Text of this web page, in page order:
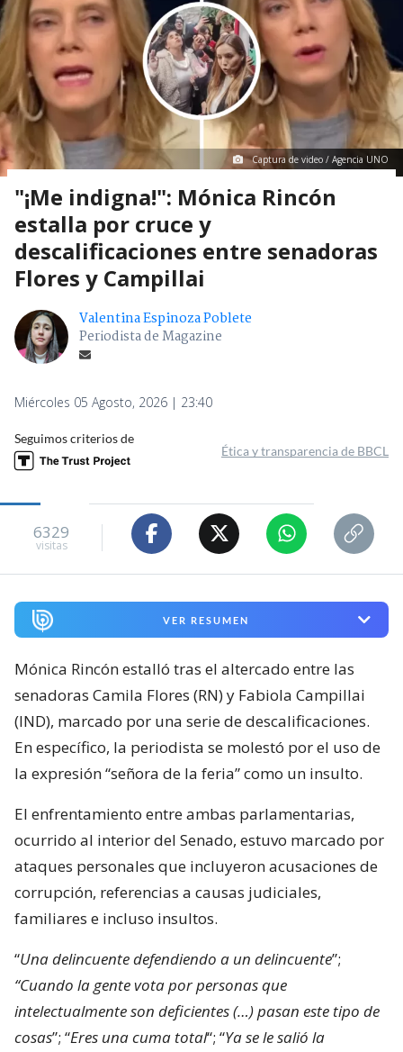
Captura de video / Agencia UNO
"¡Me indigna!": Mónica Rincón
estalla por cruce y
descalificaciones entre senadoras
Flores y Campillai
Valentina Espinoza Poblete
Periodista de Magazine
Miércoles 05 Agosto, 2026 | 23:40
Seguimos criterios de
Ética y transparencia de BBCL
6329
visitas
VER RESUMEN
Mónica Rincón estalló tras el altercado entre las
senadoras Camila Flores (RN) y Fabiola Campillai
(IND), marcado por una serie de descalificaciones.
En específico, la periodista se molestó por el uso de
la expresión “señora de la feria” como un insulto.
El enfrentamiento entre ambas parlamentarias,
ocurrido al interior del Senado, estuvo marcado por
ataques personales que incluyeron acusaciones de
corrupción, referencias a causas judiciales,
familiares e incluso insultos.
“Una delincuente defendiendo a un delincuente”;
“Cuando la gente vota por personas que
intelectualmente son deficientes (…) pasan este tipo de
cosas”; “Eres una cuma total“; “Ya se le salió la